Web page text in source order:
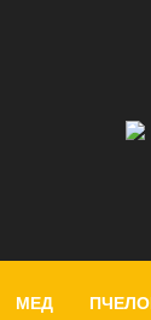
МЕД